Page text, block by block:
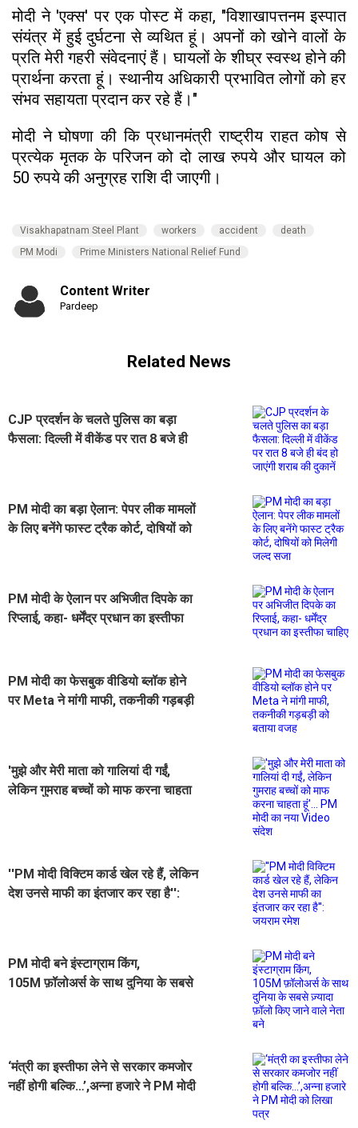
मोदी ने 'एक्स' पर एक पोस्ट में कहा, "विशाखापत्तनम इस्पात
संयंत्र में हुई दुर्घटना से व्यथित हूं। अपनों को खोने वालों के
प्रति मेरी गहरी संवेदनाएं हैं। घायलों के शीघ्र स्वस्थ होने की
प्रार्थना करता हूं। स्थानीय अधिकारी प्रभावित लोगों को हर
संभव सहायता प्रदान कर रहे हैं।"
मोदी ने घोषणा की कि प्रधानमंत्री राष्ट्रीय राहत कोष से
प्रत्येक मृतक के परिजन को दो लाख रुपये और घायल को
50 रुपये की अनुग्रह राशि दी जाएगी।
Visakhapatnam Steel Plant workers accident
death
PM Modi
Prime Ministers National Relief Fund
Content Writer
Pardeep
Related News
CJP प्रदर्शन के चलते पुलिस का बड़ा
फैसला: दिल्ली में वीकेंड पर रात 8 बजे ही
PM मोदी का बड़ा ऐलान: पेपर लीक मामलों
के लिए बनेंगे फास्ट ट्रैक कोर्ट, दोषियों को
PM मोदी के ऐलान पर अभिजीत दिपके का
रिप्लाई, कहा- धर्मेंद्र प्रधान का इस्तीफा
PM मोदी का फेसबुक वीडियो ब्लॉक होने
पर Meta ने मांगी माफी, तकनीकी गड़बड़ी
'मुझे और मेरी माता को गालियां दी गईं,
लेकिन गुमराह बच्चों को माफ करना चाहता
''PM मोदी विक्टिम कार्ड खेल रहे हैं, लेकिन
देश उनसे माफी का इंतजार कर रहा है'':
PM मोदी बने इंस्टाग्राम किंग,
105M फ़ॉलोअर्स के साथ दुनिया के सबसे
‘मंत्री का इस्तीफा लेने से सरकार कमजोर
नहीं होगी बल्कि…’,अन्ना हजारे ने PM मोदी